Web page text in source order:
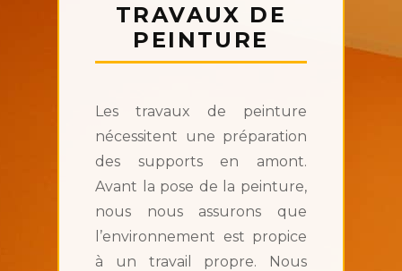
TRAVAUX DE
PEINTURE
Les travaux de peinture
nécessitent une préparation
des supports en amont.
Avant la pose de la peinture,
nous nous assurons que
l’environnement est propice
à un travail propre. Nous